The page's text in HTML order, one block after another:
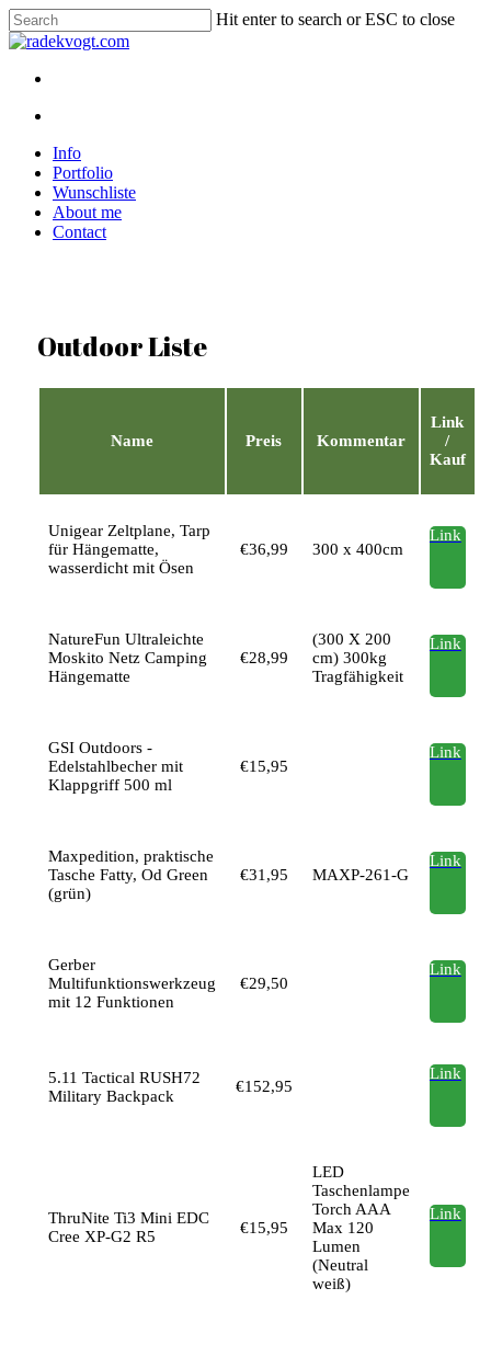
Skip
to
content
Hit enter to search or ESC to close
Close
Menu
search
Menu
Info
Portfolio
Wunschliste
About me
Contact
Outdoor Liste
Name Preis Kommentar
Link
/
Kauf
Unigear Zeltplane, Tarp
für Hängematte,
wasserdicht mit Ösen
€36,99 300 x 400cm
Link
NatureFun Ultraleichte
Moskito Netz Camping
Hängematte
€28,99
(300 X 200
cm) 300kg
Tragfähigkeit
Link
GSI Outdoors -
Edelstahlbecher mit
Klappgriff 500 ml
€15,95
Link
Maxpedition, praktische
Tasche Fatty, Od Green
(grün)
€31,95 MAXP-261-G
Link
Gerber
Multifunktionswerkzeug
mit 12 Funktionen
€29,50
Link
5.11 Tactical RUSH72
Military Backpack
€152,95
Link
ThruNite Ti3 Mini EDC
Cree XP-G2 R5
€15,95
LED
Taschenlampe
Torch AAA
Max 120
Lumen
(Neutral
weiß)
Link